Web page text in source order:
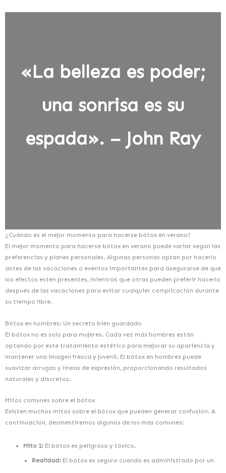
«La belleza es poder;
una sonrisa es su
espada». – John Ray
¿Cuándo es el mejor momento para hacerse bótox en verano?
El mejor momento para hacerse bótox en verano puede variar según las
preferencias y planes personales. Algunas personas optan por hacerlo
antes de las vacaciones o eventos importantes para asegurarse de que
los efectos estén presentes, mientras que otras pueden preferir hacerlo
después de las vacaciones para evitar cualquier complicación durante
su tiempo libre.
Bótox en hombres: Un secreto bien guardado
El bótox no es solo para mujeres. Cada vez más hombres están
optando por este tratamiento estético para mejorar su apariencia y
mantener una imagen fresca y juvenil. El bótox en hombres puede
suavizar arrugas y líneas de expresión, proporcionando resultados
naturales y discretos.
Mitos comunes sobre el bótox
Existen muchos mitos sobre el bótox que pueden generar confusión. A
continuación, desmentiremos algunos de los más comunes:
Mito 1:El bótox es peligroso y tóxico.
Realidad: El bótox es seguro cuando es administrado por un